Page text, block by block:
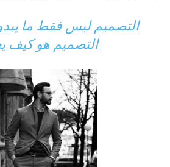
التصميم ليس فقط ما
التصميم هو كيف